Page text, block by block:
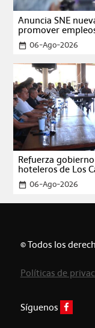
Anuncia SNE
promover
date_range 06-Ago-2026
Refuerza
hoteleros de Los
date_range 06-Ago-2026
© Todos los
Políticas de
Síguenos